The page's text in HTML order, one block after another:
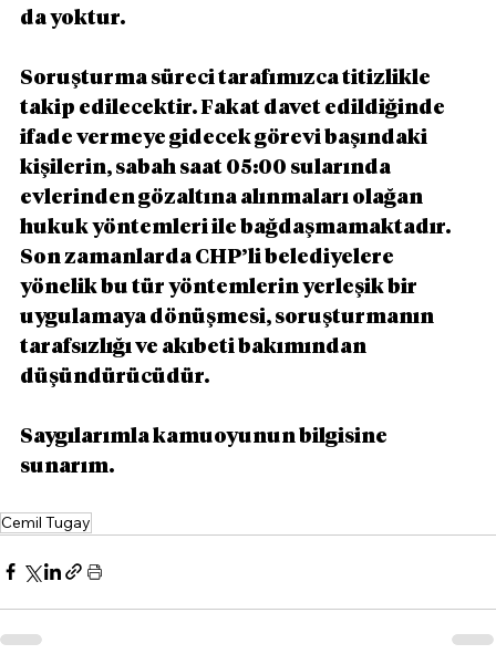
da yoktur.
Soruşturma süreci tarafımızca titizlikle
takip edilecektir. Fakat davet edildiğinde
ifade vermeye gidecek görevi başındaki
kişilerin, sabah saat 05:00 sularında
evlerinden gözaltına alınmaları olağan
hukuk yöntemleri ile bağdaşmamaktadır.
Son zamanlarda CHP’li belediyelere
yönelik bu tür yöntemlerin yerleşik bir
uygulamaya dönüşmesi, soruşturmanın
tarafsızlığı ve akıbeti bakımından
düşündürücüdür.
Saygılarımla kamuoyunun bilgisine
sunarım.
Cemil Tugay